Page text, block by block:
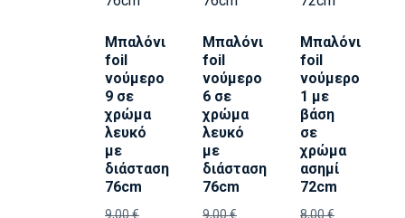
Μπαλόνι
foil
νούμερο
9 σε
χρώμα
λευκό
με
διάσταση
76cm
9,00€
Μπαλόνι
foil
νούμερο
6 σε
χρώμα
λευκό
με
διάσταση
76cm
9,00€
Μπαλόνι
foil
νούμερο
1 με
βάση
σε
χρώμα
ασημί
72cm
8,00€